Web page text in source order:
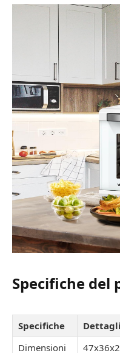
Specifiche del
Specifiche
Dettagli
Dimensioni